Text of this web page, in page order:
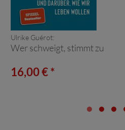
Ulrike Guérot:
Wer schweigt, stimmt zu
16,00 € *